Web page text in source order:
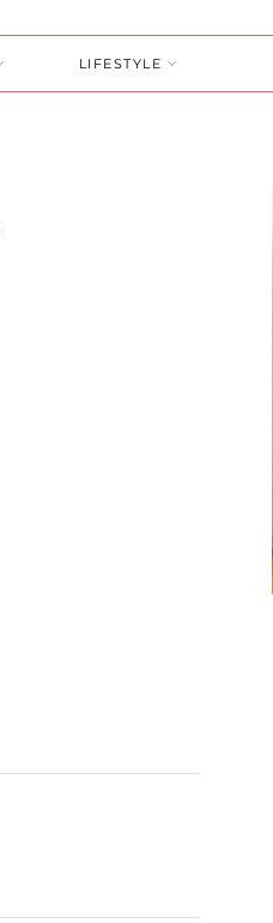
LIFESTYLE